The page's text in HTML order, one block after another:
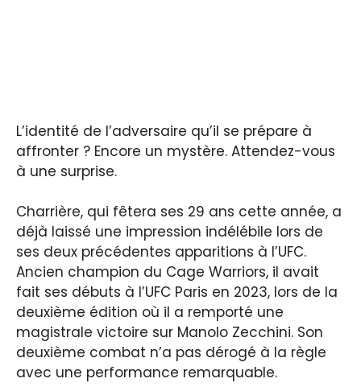
L’identité de l’adversaire qu’il se prépare à
affronter ? Encore un mystère. Attendez-vous
à une surprise.
Charrière, qui fêtera ses 29 ans cette année, a
déjà laissé une impression indélébile lors de
ses deux précédentes apparitions à l’UFC.
Ancien champion du Cage Warriors, il avait
fait ses débuts à l’UFC Paris en 2023, lors de la
deuxième édition où il a remporté une
magistrale victoire sur Manolo Zecchini. Son
deuxième combat n’a pas dérogé à la règle
avec une performance remarquable.